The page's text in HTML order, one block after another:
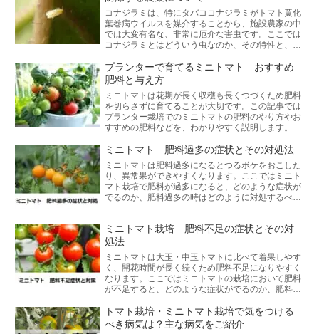
コナジラミは、特にタバココナジラミがトマト黄化
葉巻病ウイルスを媒介することから、施設農家の中
では大変有名な、非常に厄介な害虫です。ここでは
コナジラミとはどういう虫なのか、その特性と、ミ
るための農薬について解説します。
プランターで育てるミニトマト おすすめ
肥料と与え方
ミニトマトは花期が長く収穫も長くつづくため肥料
を切らさずに育てることが大切です。この記事では
プランター栽培でのミニトマトの肥料のやり方やお
すすめの肥料などを、わかりやすく説明します。
ミニトマト 肥料過多の症状とその対処法
ミニトマトは肥料過多になるとつるボケをおこした
り、異常果ができやすくなります。ここではミニト
マト栽培で肥料が過多になると、どのような症状が
でるのか、肥料過多の時はどのように対処するべき
ミニトマト栽培 肥料不足の症状とその対
処法
ミニトマトは大玉・中玉トマトに比べて着果しやす
く、開花時間が長く続くため肥料不足になりやすく
なります。ここではミニトマトの栽培において肥料
が不足すると、どのような症状がでるのか、肥料不
明します。
トマト栽培・ミニトマト栽培で気をつける
べき病気は？主な病気をご紹介